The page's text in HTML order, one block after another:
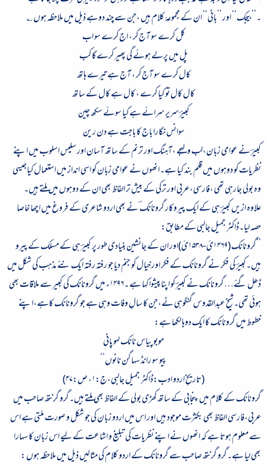
۔’’بیجک‘‘ اور ’’بانی‘‘ ان کے مجموعۂ کلام ہیں ،جن سے چند دوہے ذیل میں ملاحظہ ہوں ؎
کل کرے سو آج کر ، اج کرے سو اب
پل میں پرلے ہوئے گی پھیر کرے گا کب
کال کرے سو آج کر ، آج ہے تیرے ہاتھ
کال کال تو کیا کرے ، کال ہے کال کے ساتھ
کبیرؔ سریر سرائے ہے کیا سوئے سکھ چین
سوانس نگارا باج کا باجت ہے دن رین
کبیرؔ نے عوامی زبان،لب ولہجے ،آہنگ اور ترنم کے ساتھ آسان اور سلیس اسلوب میں اپنے
نظریات کو دوہوں میں قلم بند کیا ہے۔انھوں نے عوامی زبان کو اسی انداز میں استعمال کیاجیسی
وہ بولی جارہی تھی ،فارسی،عربی اور ترکی کے بیش تر الفاظ بھی ان کے دوہوں میں ملتے ہیں۔
علاوہ ازیں کبیرؔ ہی کے ایک پیروکار گرونانک ؔ نے بھی اردو شاعری کے فروغ میں اچھا خاصا
حصہ لیا۔ڈاکٹر جمیل جالبی کے مطابق:
’’گرونانک (۱۴۶۹ئ-۱۵۳۸ئ)اور ان کے جانشین بنیادی طور پر کبیرؔ ہی کے مسلک کے پیرو
ہیں۔کبیرؔ کی فکر نے گرونانک کے فکر اور خیال کو جنم دیا جو رفتہ رفتہ ایک نئے مذہب کی شکل میں
ڈھل گئے…گرونانک نے کبیرؔ کو اپنا پیشوا کہا ہے ۔۱۴۹۶ء میں گرونانک کی کبیر سے ملاقات بھی
ہوئی تھی۔شیخ عبدالقدوس گنگوہی نے،جن کا سالِ وفات وہی ہے جو گرونانک کاہے،اپنے
خطوط میں گرونانک کا ایک دوہا لکھا ہے:
موبو پیاس نانک لہو پانی
پیو سو رانڈ سہاگن نانوں
(تاریخِ اردو ادب:ڈاکٹر جمیل جالبی،ج:۱، ص:۴۷)
گرونانک کے کلام میں پنجابی کے ساتھ کھڑی بولی کے الفاظ بھی ملتے ہیں۔گرو گرنتھ صاحب میں
عربی،فارسی الفاظ بھی بکثرت موجود ہیں اور اس میں اردو زبان کی جو شکل و صورت ملتی ہے اس
سے معلوم ہوتا ہے کہ انھوں نے اپنے نظریات کی تبلیغ و اشاعت کے لیے اس زبان کا سہارا
بھی لیا ہے۔گرو گرنتھ صاحب سے گرونانک کے اردو کلام کی مثالیں ذیل میں ملاحظہ ہوں :